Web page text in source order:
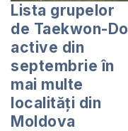
Lista grupelor
de Taekwon-Do
active din
septembrie în
mai multe
localități din
Moldova